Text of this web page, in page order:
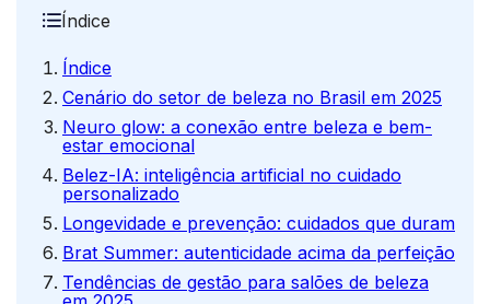
Índice
Índice
Cenário do setor de beleza no Brasil em 2025
Neuro glow: a conexão entre beleza e bem-
estar emocional
Belez-IA: inteligência artificial no cuidado
personalizado
Longevidade e prevenção: cuidados que duram
Brat Summer: autenticidade acima da perfeição
Tendências de gestão para salões de beleza